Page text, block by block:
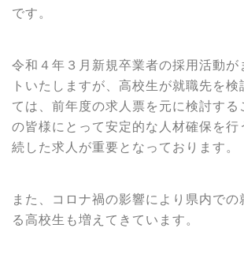
です。
令和４年３月新規卒業者の採用活動が
トいたしますが、高校生が就職先を検
ては、前年度の求人票を元に検討する
の皆様にとって安定的な人材確保を行
続した求人が重要となっております。
また、コロナ禍の影響により県内での
る高校生も増えてきています。